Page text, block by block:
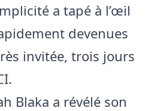
a tapé à l’œil
devenues
invitée, trois jours
Blaka a révélé son